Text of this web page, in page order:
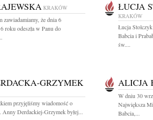
KRAKÓW
zawiadamiamy, że dnia 6
roku odeszła w Panu do
ŁUCJA
KRAKÓW
Łucja
Babcia i
św....
GRZYMEK
przyjęliśmy wiadomość o
Anny Derdackiej-Grzymek byłej...
ALICJA
W dniu 30
Największa
Babcia,...